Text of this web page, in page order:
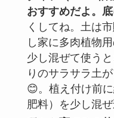
おすすめだよ。
くしてね。土は
し家に多肉植物
少し混ぜて使う
りのサラサラ土
😊。植え付け前
肥料）を少し混